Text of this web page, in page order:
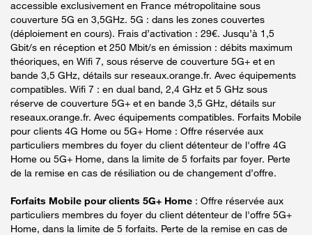
accessible exclusivement en France métropolitaine sous
couverture 5G en 3,5GHz. 5G : dans les zones couvertes
(déploiement en cours). Frais d’activation : 29€. Jusqu’à 1,5
Gbit/s en réception et 250 Mbit/s en émission : débits maximum
théoriques, en Wifi 7, sous réserve de couverture 5G+ et en
bande 3,5 GHz, détails sur reseaux.orange.fr. Avec équipements
compatibles. Wifi 7 : en dual band, 2,4 GHz et 5 GHz sous
réserve de couverture 5G+ et en bande 3,5 GHz, détails sur
reseaux.orange.fr. Avec équipements compatibles. Forfaits Mobile
pour clients 4G Home ou 5G+ Home : Offre réservée aux
particuliers membres du foyer du client détenteur de l'offre 4G
Home ou 5G+ Home, dans la limite de 5 forfaits par foyer. Perte
de la remise en cas de résiliation ou de changement d’offre.
Forfaits Mobile pour clients 5G+ Home : Offre réservée aux
particuliers membres du foyer du client détenteur de l'offre 5G+
Home, dans la limite de 5 forfaits. Perte de la remise en cas de